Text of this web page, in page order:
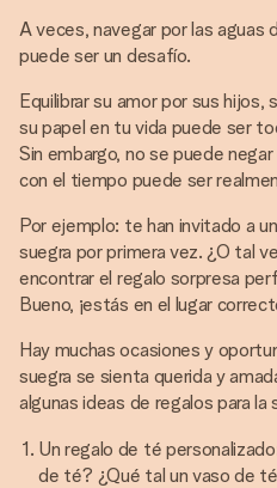
A veces, navegar por las aguas
puede ser un desafío.
Equilibrar su amor por sus
su papel en tu vida puede ser
Sin embargo, no se puede
con el tiempo puede ser
Por ejemplo: te han invitado a
suegra por primera vez. ¿O tal
encontrar el regalo sorpresa
Bueno, ¡estás en el lugar
Hay muchas ocasiones y
suegra se sienta querida y
algunas ideas de regalos para la
Un regalo de té
de té? ¿Qué tal un vaso de